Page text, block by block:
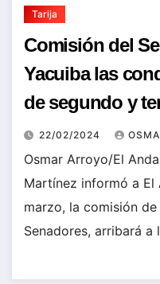
Tarija
Comisión del
Yacuiba las
de segundo y
22/02/2024
Osmar Arroyo/El
Martínez informó a El
marzo, la comisión
Senadores, arribará